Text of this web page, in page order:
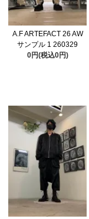
A.F ARTEFACT 26 AW
サンプル 1 260329
0円(税込0円)